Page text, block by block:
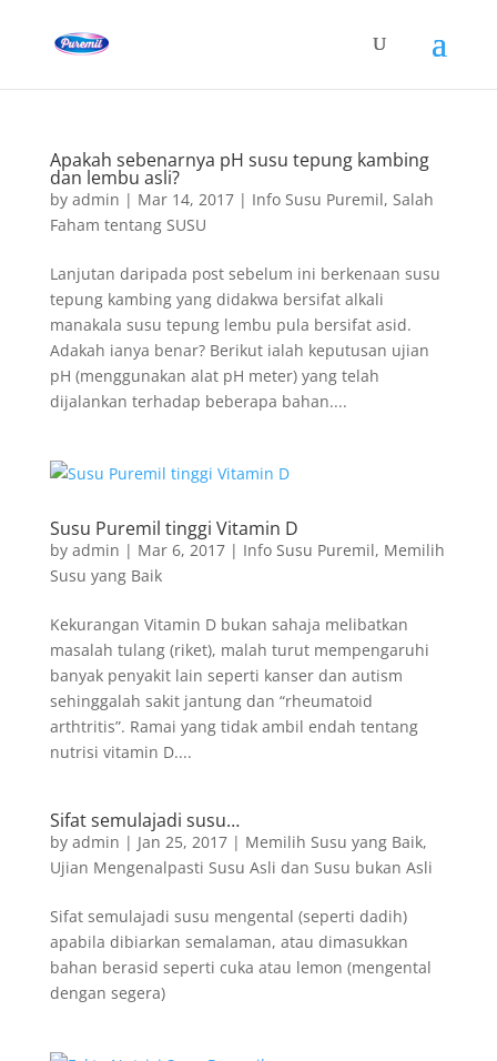
Apakah sebenarnya pH susu tepung kambing
dan lembu asli?
by admin | Mar 14, 2017| Info Susu Puremil, Salah
Faham tentang SUSU
Lanjutan daripada post sebelum ini berkenaan susu
tepung kambing yang didakwa bersifat alkali
manakala susu tepung lembu pula bersifat asid.
Adakah ianya benar? Berikut ialah keputusan ujian
pH (menggunakan alat pH meter) yang telah
dijalankan terhadap beberapa bahan....
Susu Puremil tinggi Vitamin D
by admin | Mar 6, 2017| Info Susu Puremil, Memilih
Susu yang Baik
Kekurangan Vitamin D bukan sahaja melibatkan
masalah tulang (riket), malah turut mempengaruhi
banyak penyakit lain seperti kanser dan autism
sehinggalah sakit jantung dan “rheumatoid
arthtritis”. Ramai yang tidak ambil endah tentang
nutrisi vitamin D....
Sifat semulajadi susu…
by admin | Jan 25, 2017| Memilih Susu yang Baik,
Ujian Mengenalpasti Susu Asli dan Susu bukan Asli
Sifat semulajadi susu mengental (seperti dadih)
apabila dibiarkan semalaman, atau dimasukkan
bahan berasid seperti cuka atau lemon (mengental
dengan segera)